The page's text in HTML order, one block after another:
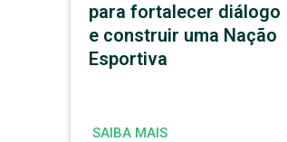
para fortalecer diálogo
e construir uma Nação
Esportiva
SAIBA MAIS